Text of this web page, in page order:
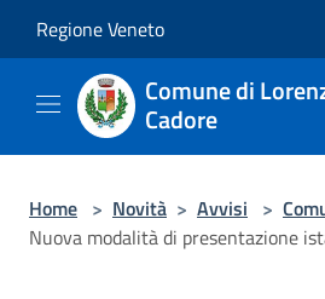
Regione Veneto
Comune di
Cadore
Home > Novità > Avvisi >
Nuova modalità di presentazione